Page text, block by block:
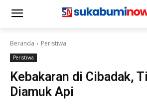
Beranda Peristiwa
Peristiwa
Kebakaran di Cibadak,
Diamuk Api